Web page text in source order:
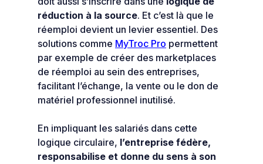
réduction à la source. Et c’est là que le
réemploi devient un levier essentiel. Des
solutions comme MyTroc Pro permettent
par exemple de créer des marketplaces
de réemploi au sein des entreprises,
facilitant l’échange, la vente ou le don de
matériel professionnel inutilisé.
En impliquant les salariés dans cette
logique circulaire, l’entreprise fédère,
responsabilise et donne du sens à son